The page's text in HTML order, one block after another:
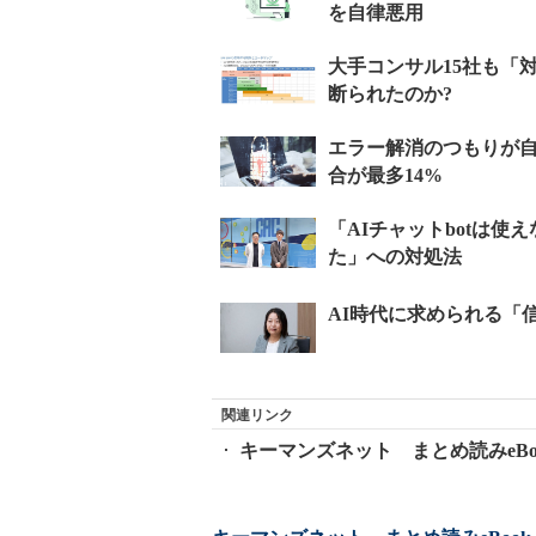
関連リンク
キーマンズネット まとめ読み